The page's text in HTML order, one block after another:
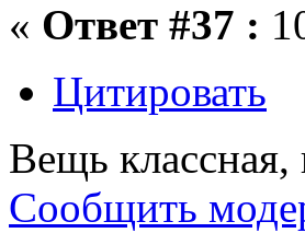
« Ответ #37 :
Цитировать
Вещь
Сообщить